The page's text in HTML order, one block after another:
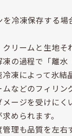
冷凍保存する
リームと生地
の過程で「離水
凍によって氷結
などのフィリ
ージを受けに
められます。
理も品質を左